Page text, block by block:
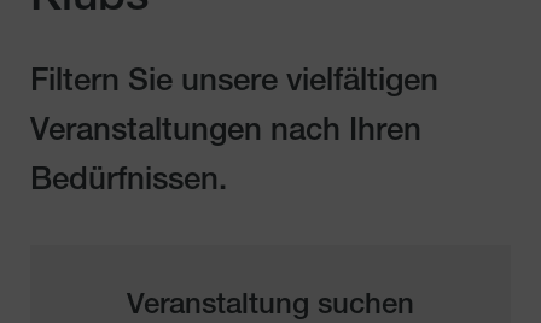
Filtern Sie unsere vielfältigen
Veranstaltungen nach Ihren
Bedürfnissen.
Veranstaltung suchen